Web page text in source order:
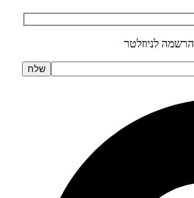
הרשמה לניוזלטר